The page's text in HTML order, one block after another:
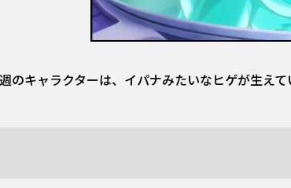
のキャラクターは、イパナみたいなヒゲが生えて